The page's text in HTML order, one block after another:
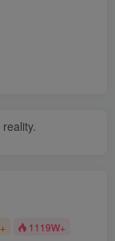
1119W+